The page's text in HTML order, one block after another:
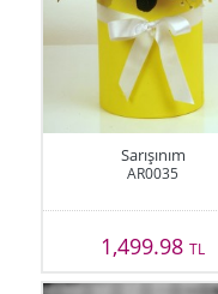
Sarışınım
AR0035
1,499.98TL